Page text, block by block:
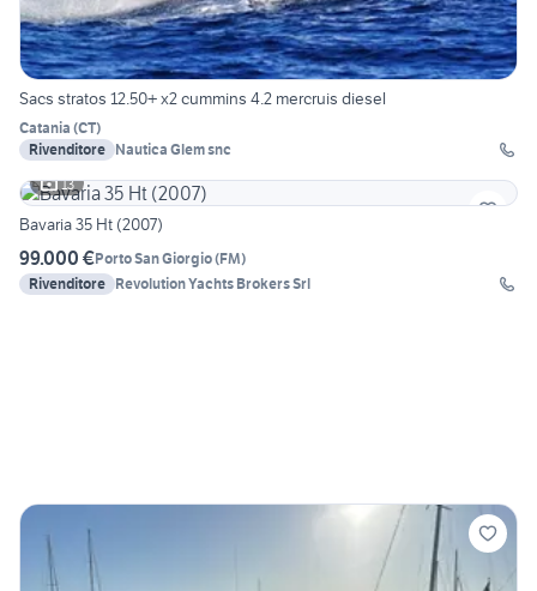
Sacs stratos 12.50+ x2 cummins 4.2 mercruis diesel
Catania (CT)
Rivenditore Nautica Glem snc
13
Bavaria 35 Ht (2007)
99.000 €Porto San Giorgio(FM)
Rivenditore Revolution Yachts Brokers Srl